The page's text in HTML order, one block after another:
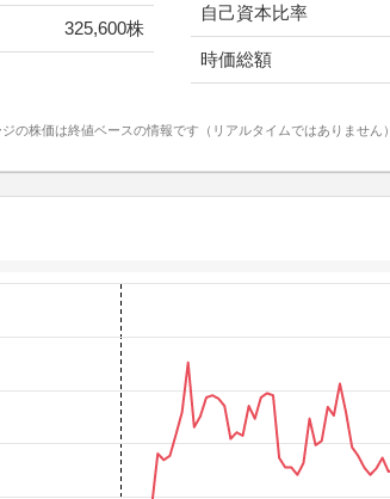
325,600株
自己資本比率
時価総額
の株価は終値ベースの情報です（リアルタイムではありません）